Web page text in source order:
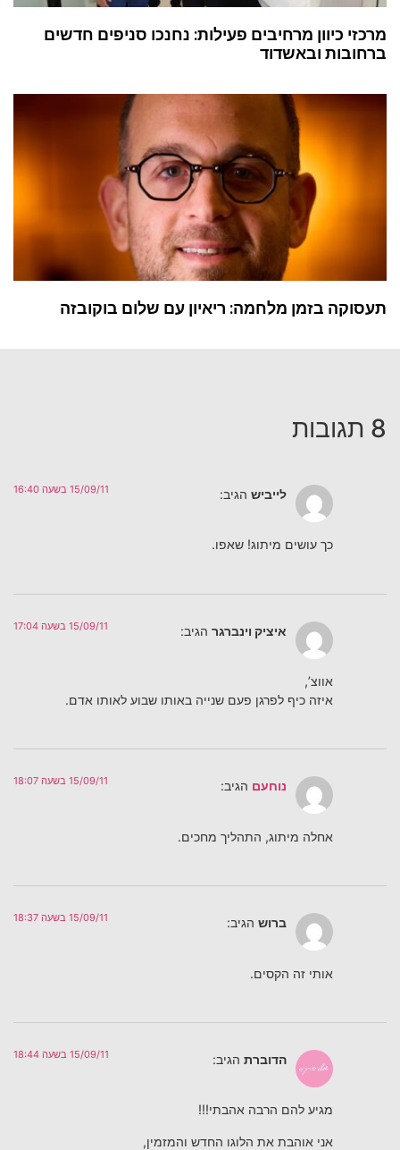
מרכזי כיוון מרחיבים פעילות: נחנכו סניפים חדשים
ברחובות ובאשדוד
תעסוקה בזמן מלחמה: ריאיון עם שלום בוקובזה
8 תגובות
לייביש הגיב: 15/09/11 בשעה 16:40
כך עושים מיתוג! שאפו.
איציק וינברגר הגיב: 15/09/11 בשעה 17:04
אווצ’,
איזה כיף לפרגן פעם שנייה באותו שבוע לאותו אדם.
נוחעם הגיב: 15/09/11 בשעה 18:07
אחלה מיתוג, התהליך מחכים.
ברוש הגיב: 15/09/11 בשעה 18:37
אותי זה הקסים.
הדוברת הגיב: 15/09/11 בשעה 18:44
מגיע להם הרבה אהבתי!!!
אני אוהבת את הלוגו החדש והמזמין,